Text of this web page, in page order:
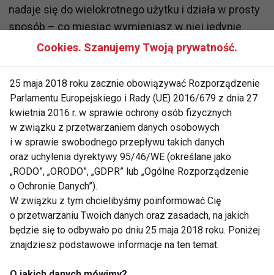
nadaje się do wielokrotnego użytku i działa w prosty
sposób – co miesiąc wymieniasz w niej jedynie
krążek filtrujący, którego duża wydajność zapewnia
chloru oraz innych substancji, które negatywnie
wpływają na smak, zapach i wygląd wody kranowej
pozostawiając w niej jednak cenne minerały.
Dodatkowo, butelkę można myć w zmywarkach.
Butelka BRITA Fill&Go:
• Sugerowana cena: 49,99 PLN;
• Pojemność: 600 ml wody;
• Wydajność: jeden krążek filtrujący, wystarczający
Cookies. Szanujemy Twoją prywatność.
25 maja 2018 roku zacznie obowiązywać Rozporządzenie
Parlamentu Europejskiego i Rady (UE) 2016/679 z dnia 27
kwietnia 2016 r. w sprawie ochrony osób fizycznych
w związku z przetwarzaniem danych osobowych
i w sprawie swobodnego przepływu takich danych
oraz uchylenia dyrektywy 95/46/WE (określane jako
„RODO”, „ORODO”, „GDPR” lub „Ogólne Rozporządzenie
o Ochronie Danych”).
W związku z tym chcielibyśmy poinformować Cię
o przetwarzaniu Twoich danych oraz zasadach, na jakich
będzie się to odbywało po dniu 25 maja 2018 roku. Poniżej
znajdziesz podstawowe informacje na ten temat.